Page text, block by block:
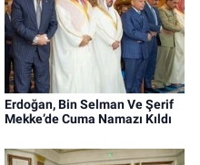
Erdoğan, Bin Selman Ve Şerif
Mekke’de Cuma Namazı Kıldı